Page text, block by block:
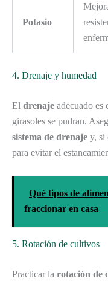
Potasio
4. Drenaje y humedad
El drenaje adecuado es
girasoles se pudran.
sistema de drenaje y, si
para evitar el
Qué tipos de
fraccionar en casa
5. Rotación de cultivos
Practicar la rotación de